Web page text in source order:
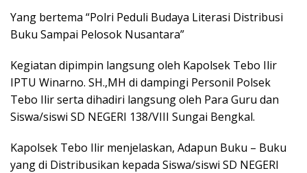
Yang bertema “Polri Peduli Budaya Literasi Distribusi
Buku Sampai Pelosok Nusantara”
Kegiatan dipimpin langsung oleh Kapolsek Tebo Ilir
IPTU Winarno. SH.,MH di dampingi Personil Polsek
Tebo Ilir serta dihadiri langsung oleh Para Guru dan
Siswa/siswi SD NEGERI 138/VIII Sungai Bengkal.
Kapolsek Tebo Ilir menjelaskan, Adapun Buku – Buku
yang di Distribusikan kepada Siswa/siswi SD NEGERI